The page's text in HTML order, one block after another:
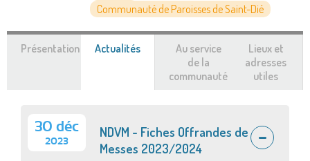
Communauté de Paroisses de Saint-Dié
Présentation Actualités
Au service
de la
communauté
Lieux et
adresses
utiles
30 déc
2023
NDVM - Fiches Offrandes de
Messes 2023/2024